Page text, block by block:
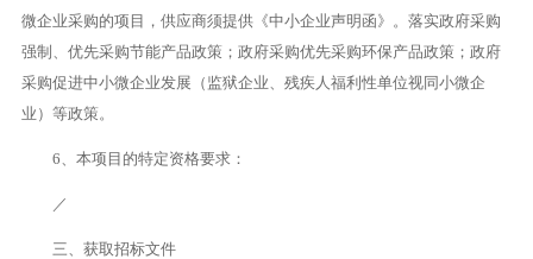
微企业采购的项目，供应商须提供《中小企业声明函》。落实政府采购
强制、优先采购节能产品政策；政府采购优先采购环保产品政策；政府
采购促进中小微企业发展（监狱企业、残疾人福利性单位视同小微企
业）等政策。
6、本项目的特定资格要求：
／
三、获取招标文件